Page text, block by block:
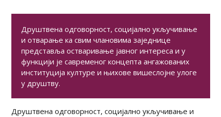
Друштвена одговорност, социјално укључивање
и отварање ка свим члановима заједнице
представља остваривање јавног интереса и у
функцији је савременог концепта ангажованих
институција културе и њихове вишеслојне улоге
у друштву.
Друштвена одговорност, социјално укључивање и